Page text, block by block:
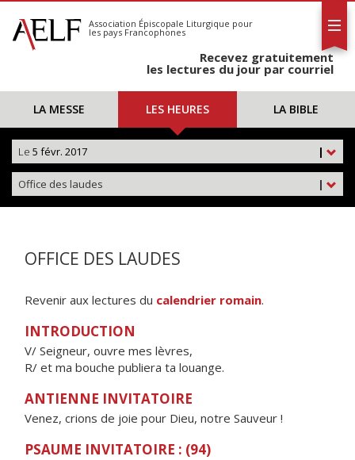
S'abonner
Calendrier
Association Épiscopale Liturgique pour
les pays Francophones
Recevez gratuitement
les lectures du jour par courriel
LA MESSE LES HEURES LA BIBLE
|
Le 5 févr. 2017
|
Office des laudes
OFFICE DES LAUDES
Revenir aux lectures du calendrier romain.
INTRODUCTION
V/ Seigneur, ouvre mes lèvres,
R/ et ma bouche publiera ta louange.
ANTIENNE INVITATOIRE
Venez, crions de joie pour Dieu, notre Sauveur !
PSAUME INVITATOIRE : (94)